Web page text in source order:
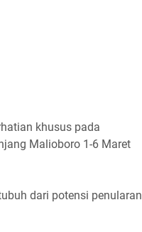
khusus pada
Malioboro 1-6 Maret
dari potensi penularan